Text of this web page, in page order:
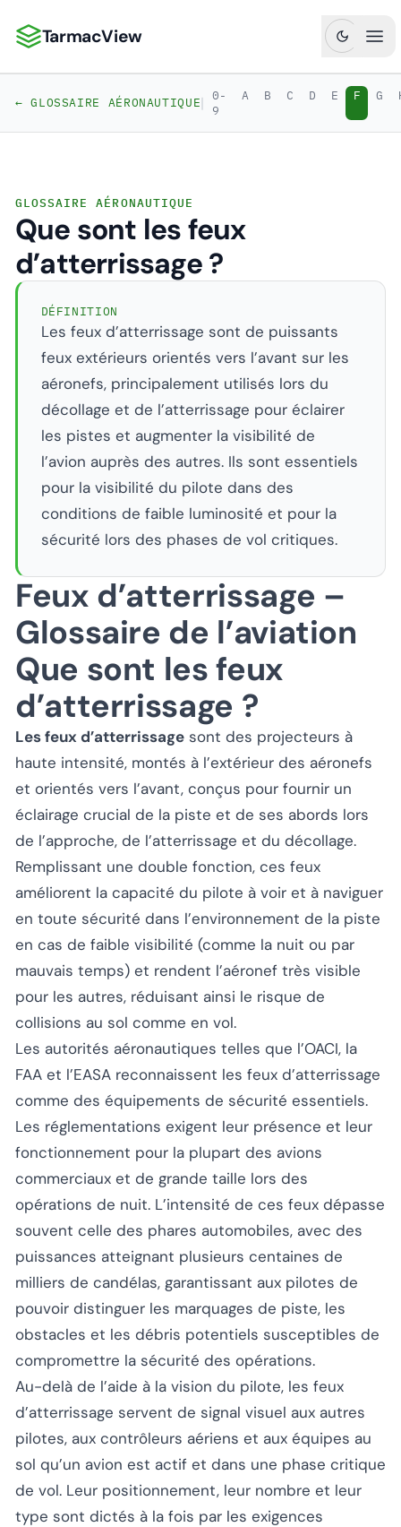
TarmacView : Analyses aéronautiques de précision
TarmacView
← GLOSSAIRE AÉRONAUTIQUE| 0-
9
A B C D E F G
GLOSSAIRE AÉRONAUTIQUE
Que sont les feux
d’atterrissage ?
DÉFINITION
Les feux d’atterrissage sont de puissants
feux extérieurs orientés vers l’avant sur les
aéronefs, principalement utilisés lors du
décollage et de l’atterrissage pour éclairer
les pistes et augmenter la visibilité de
l’avion auprès des autres. Ils sont essentiels
pour la visibilité du pilote dans des
conditions de faible luminosité et pour la
sécurité lors des phases de vol critiques.
Feux d’atterrissage –
Glossaire de l’aviation
Que sont les feux
d’atterrissage ?
Les feux d’atterrissage sont des projecteurs à
haute intensité, montés à l’extérieur des aéronefs
et orientés vers l’avant, conçus pour fournir un
éclairage crucial de la piste et de ses abords lors
de l’approche, de l’atterrissage et du décollage.
Remplissant une double fonction, ces feux
améliorent la capacité du pilote à voir et à naviguer
en toute sécurité dans l’environnement de la piste
en cas de faible visibilité (comme la nuit ou par
mauvais temps) et rendent l’aéronef très visible
pour les autres, réduisant ainsi le risque de
collisions au sol comme en vol.
Les autorités aéronautiques telles que l’OACI, la
FAA et l’EASA reconnaissent les feux d’atterrissage
comme des équipements de sécurité essentiels.
Les réglementations exigent leur présence et leur
fonctionnement pour la plupart des avions
commerciaux et de grande taille lors des
opérations de nuit. L’intensité de ces feux dépasse
souvent celle des phares automobiles, avec des
puissances atteignant plusieurs centaines de
milliers de candélas, garantissant aux pilotes de
pouvoir distinguer les marquages de piste, les
obstacles et les débris potentiels susceptibles de
compromettre la sécurité des opérations.
Au-delà de l’aide à la vision du pilote, les feux
d’atterrissage servent de signal visuel aux autres
pilotes, aux contrôleurs aériens et aux équipes au
sol qu’un avion est actif et dans une phase critique
de vol. Leur positionnement, leur nombre et leur
type sont dictés à la fois par les exigences